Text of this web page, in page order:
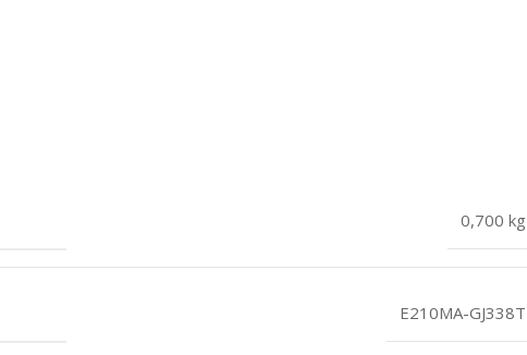
0,700 kg
E210MA-GJ338T